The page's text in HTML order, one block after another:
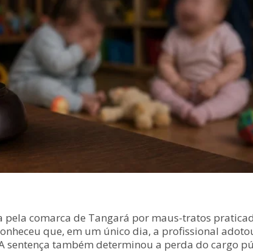
comarca de Tangará por maus-tratos
que, em um único dia, a profissional
sentença também determinou a perda do cargo